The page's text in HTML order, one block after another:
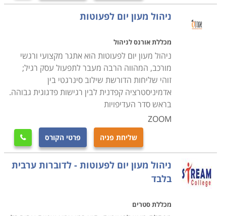
ניהול מעון יום לפעוטות
מכללת אורנס לניהול
ניהול מעון יום לפעוטות הוא אתגר מקצועי ורגשי
מורכב, המהווה הרבה מעבר לתפעול עסק רגיל;
זוהי שליחות הדורשת שילוב סינרגטי בין
אדמיניסטרציה קפדנית לבין רגישות פדגוגית גבוהה.
בראש סדר העדיפויות
ZOOM
שליחת פניה פרטי הקורס 
ניהול מעון יום לפעוטות - לדוברות ערבית
בלבד
מכללת סטרים